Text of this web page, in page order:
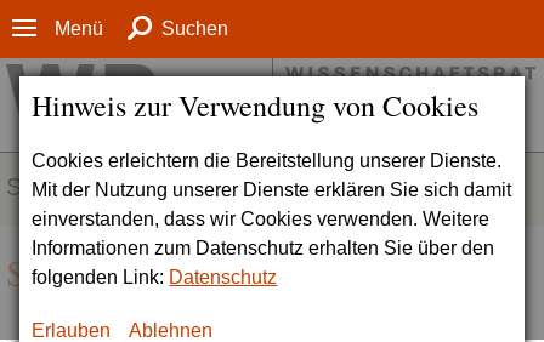
Hinweis zur Verwendung von Cookies
Cookies erleichtern die Bereitstellung unserer Dienste.
Mit der Nutzung unserer Dienste erklären Sie sich damit
einverstanden, dass wir Cookies verwenden. Weitere
Informationen zum Datenschutz erhalten Sie über den
folgenden Link: Datenschutz
Erlauben Ablehnen
Menü Suchen
SERVICE
Seite empfehlen